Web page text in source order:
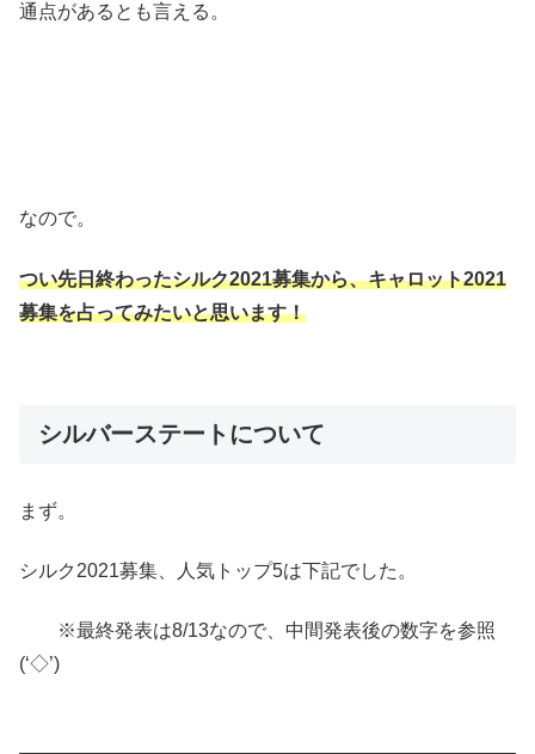
通点があるとも言える。
なので。
つい先日終わったシルク2021募集から、キャロット2021
募集を占ってみたいと思います！
シルバーステートについて
まず。
シルク2021募集、人気トップ5は下記でした。
※最終発表は8/13なので、中間発表後の数字を参照
(‘◇’)ゞ